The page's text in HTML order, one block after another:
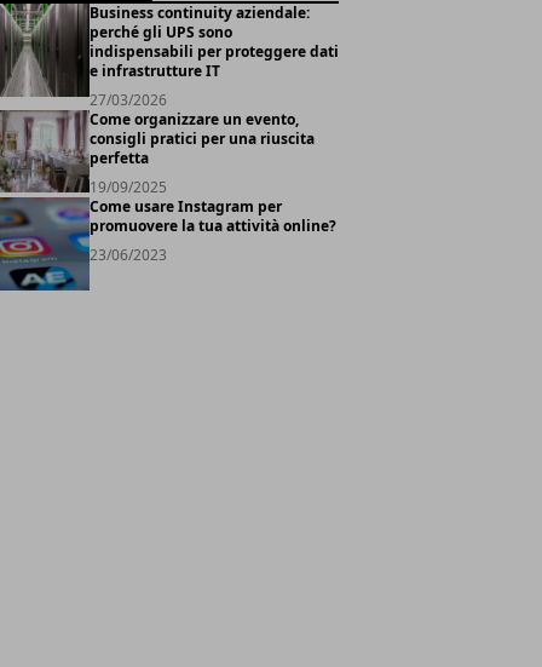
Business continuity aziendale:
perché gli UPS sono
indispensabili per proteggere dati
e infrastrutture IT
27/03/2026
Come organizzare un evento,
consigli pratici per una riuscita
perfetta
19/09/2025
Come usare Instagram per
promuovere la tua attività online?
23/06/2023